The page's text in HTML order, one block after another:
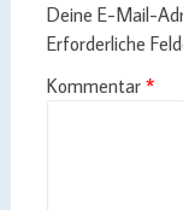
Deine E-Mail-
Erforderliche
Kommentar *